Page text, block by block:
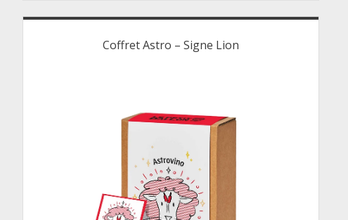
Coffret Astro – Signe Lion